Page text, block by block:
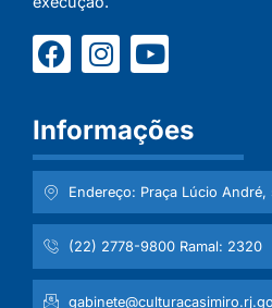
Informações
Endereço: Praça Lúcio André,
(22) 2778-9800 Ramal: 2320